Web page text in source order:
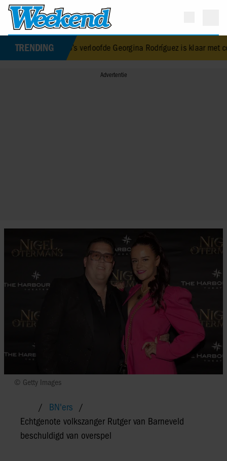
TRENDING
verloofde Georgina Rodríguez is klaar met commentaar op
© Getty Images
BN'ers
Echtgenote volkszanger Rutger van Barneveld
beschuldigd van overspel